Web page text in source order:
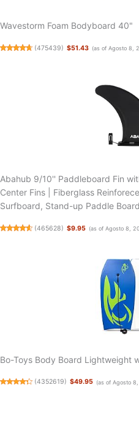
Wavestorm Foam Bodyboard 40"
(475439) $51.43 (as of Agosto 8,
Abahub 9/10'' Paddleboard Fin
Center Fins | Fiberglass
Surfboard, Stand-up Paddle
(465628) $9.95 (as of Agosto 8,
Bo-Toys Body Board Lightweight
(4352619) $49.95 (as of Agosto